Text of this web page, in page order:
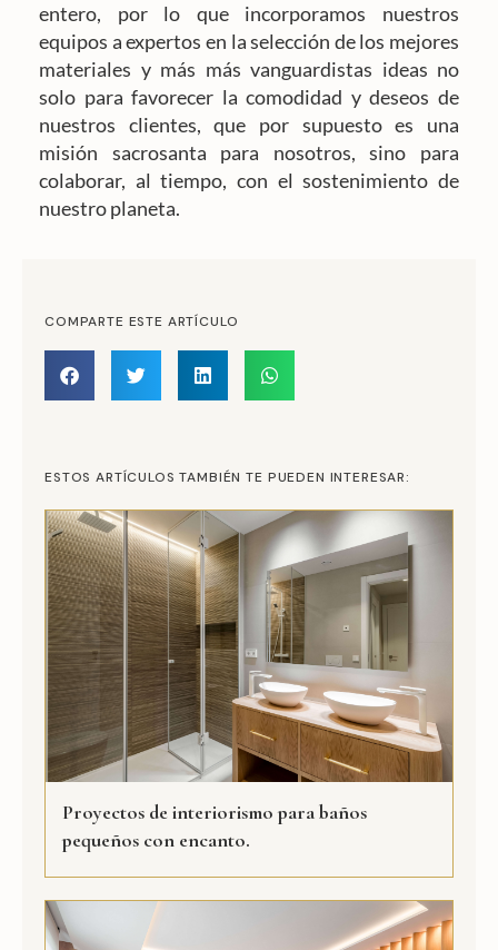
entero, por lo que incorporamos nuestros
equipos a expertos en la selección de los mejores
materiales y más más vanguardistas ideas no
solo para favorecer la comodidad y deseos de
nuestros clientes, que por supuesto es una
misión sacrosanta para nosotros, sino para
colaborar, al tiempo, con el sostenimiento de
nuestro planeta.
COMPARTE ESTE ARTÍCULO
ESTOS ARTÍCULOS TAMBIÉN TE PUEDEN INTERESAR:
Proyectos de interiorismo para baños
pequeños con encanto.